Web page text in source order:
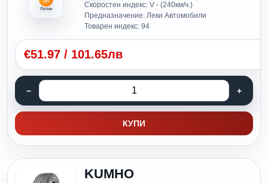
Летни
Скоростен индекс: V - (240км/ч.)
Предназначение: Леки Автомобили
Товарен индекс: 94
€51.97 / 101.65лв
КУПИ
KUMHO